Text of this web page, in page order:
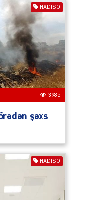
HADISƏ
3985
şəxs
HADISƏ